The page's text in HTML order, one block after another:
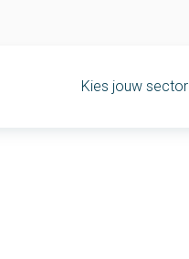
Kies jouw sector